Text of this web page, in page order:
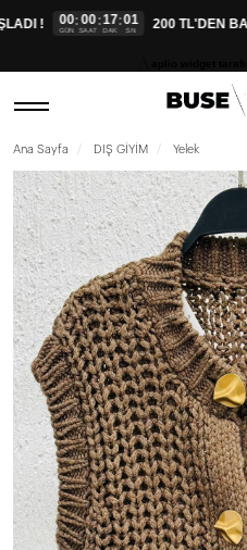
! 00
GÜN
:00
SAAT
:17
DAK
:01
SN 200 TL'DEN
Ana Sayfa DIŞ GİYİM Yelek